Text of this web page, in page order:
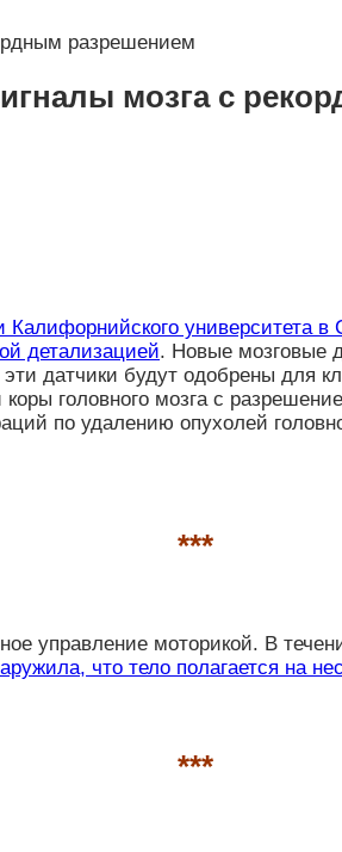
разрешением
мозга с
университета в
детализацией. Новые мозговые
датчики будут одобрены для
головного мозга с
по удалению опухолей
***
управление моторикой. В
что тело полагается на
***